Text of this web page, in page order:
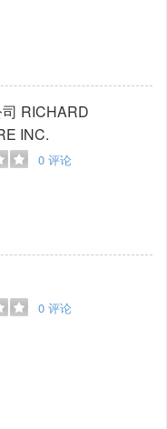
RICHARD
INC.
0评论
0评论